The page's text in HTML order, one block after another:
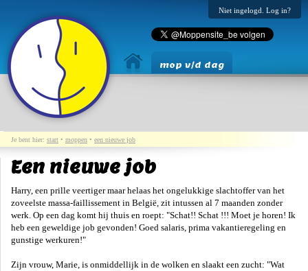
Niet ingelogd. Log in?
mop v/d dag
Je bent hier: start • moppen • een nieuwe job
Een nieuwe job
Harry, een prille veertiger maar helaas het ongelukkige slachtoffer van het
zoveelste massa-faillissement in België, zit intussen al 7 maanden zonder
werk. Op een dag komt hij thuis en roept: "Schat!! Schat !!! Moet je horen! Ik
heb een geweldige job gevonden! Goed salaris, prima vakantieregeling en
gunstige werkuren!"
Zijn vrouw, Marie, is onmiddellijk in de wolken en slaakt een zucht: "Wat